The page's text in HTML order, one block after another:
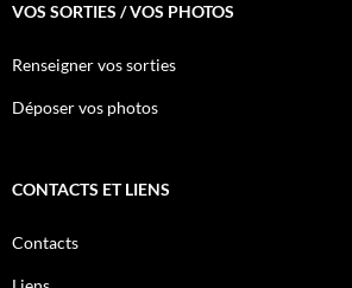
VOS SORTIES / VOS PHOTOS
Renseigner vos sorties
Déposer vos photos
CONTACTS ET LIENS
Contacts